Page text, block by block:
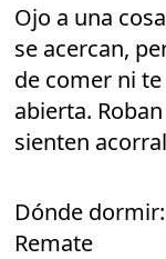
Ojo a una
se acercan,
de comer ni
abierta.
sienten
Dónde
Remate